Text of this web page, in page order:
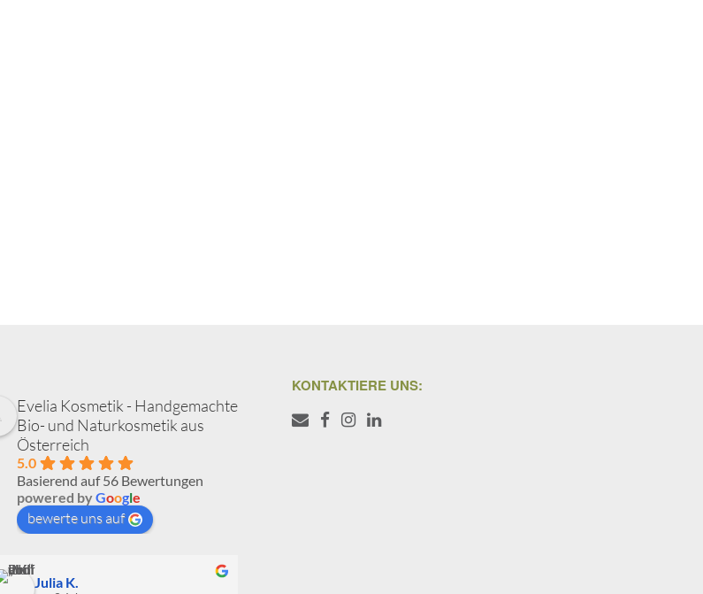
Evelia Kosmetik - Handgemachte
Bio- und Naturkosmetik aus
Österreich
5.0
Basierend auf 56 Bewertungen
powered byGoogle
bewerte uns auf
Julia K.
KONTAKTIERE UNS: